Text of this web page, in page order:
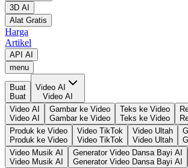
3D AI
Alat Gratis
Harga
Artikel
API AI
menu
Buat
Buat
Video AI
Video AI
Video AI
Video AI
Gambar ke Video
Gambar ke Video
Teks ke Video
Teks ke Video
Produk ke Video
Produk ke Video
Video TikTok
Video TikTok
Video Ultah
Video Ultah
Video Musik AI
Video Musik AI
Generator Video Dansa Bayi AI
Generator Video Dansa Bayi AI